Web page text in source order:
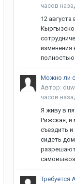
часов
12
изменения
Автор:
часов
Я живу в
Рижская,
съездить
сидеть